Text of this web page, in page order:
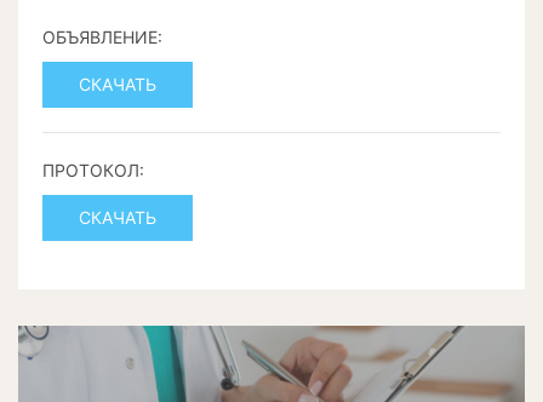
ОБЪЯВЛЕНИЕ:
СКАЧАТЬ
ПРОТОКОЛ:
СКАЧАТЬ